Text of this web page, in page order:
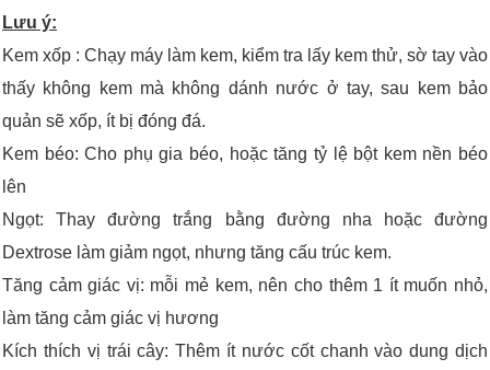
Lưu ý:
Kem xốp : Chạy máy làm kem, kiểm tra lấy kem thử, sờ tay vào
thấy không kem mà không dánh nước ở tay, sau kem bảo
quản sẽ xốp, ít bị đóng đá.
Kem béo: Cho phụ gia béo, hoặc tăng tỷ lệ bột kem nền béo
lên
Ngọt: Thay đường trắng bằng đường nha hoặc đường
Dextrose làm giảm ngọt, nhưng tăng cấu trúc kem.
Tăng cảm giác vị: mỗi mẻ kem, nên cho thêm 1 ít muốn nhỏ,
làm tăng cảm giác vị hương
Kích thích vị trái cây: Thêm ít nước cốt chanh vào dung dịch